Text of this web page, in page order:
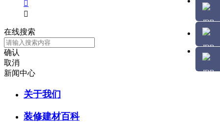


在线搜索
确认
取消
新闻中心
关于我们
装修建材百科